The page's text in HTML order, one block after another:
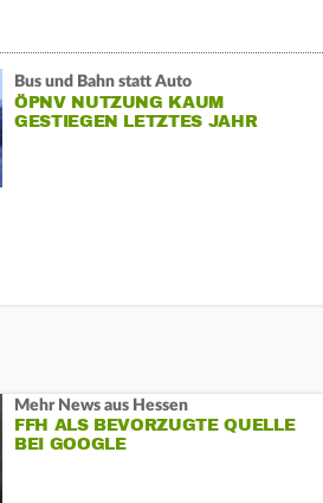
Bus und Bahn statt Auto
ÖPNV NUTZUNG KAUM
GESTIEGEN LETZTES JAHR
Mehr News aus Hessen
FFH ALS BEVORZUGTE QUELLE
BEI GOOGLE